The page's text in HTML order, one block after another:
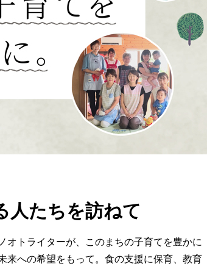
人たちを訪ねて
オトライターが、このまちの子育てを豊かに
来への希望をもって。食の支援に保育、教育